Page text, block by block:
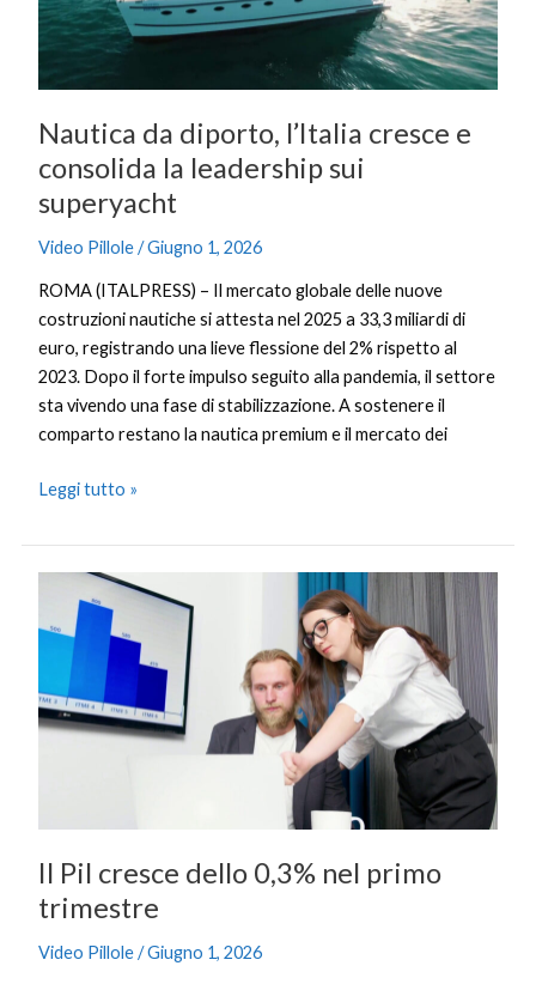
Nautica da diporto, l’Italia cresce e
consolida la leadership sui
superyacht
Video Pillole/Giugno 1, 2026
ROMA (ITALPRESS) – Il mercato globale delle nuove
costruzioni nautiche si attesta nel 2025 a 33,3 miliardi di
euro, registrando una lieve flessione del 2% rispetto al
2023. Dopo il forte impulso seguito alla pandemia, il settore
sta vivendo una fase di stabilizzazione. A sostenere il
comparto restano la nautica premium e il mercato dei
consolida
leadership
superyacht
Leggi tutto »
Il Pil cresce dello 0,3% nel primo
trimestre
Video Pillole/Giugno 1, 2026
cresce
dello
0,3%
nel